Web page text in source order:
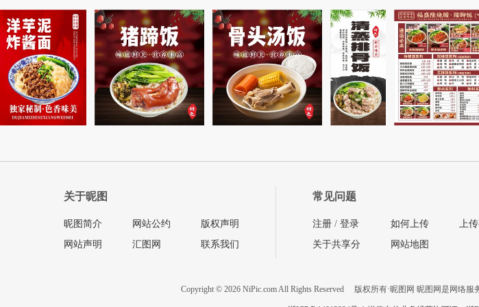
关于昵图
昵图简介
网站声明
网站公约
汇图网
版权声明
联系我们
常见问题
注册 / 登录
关于共享分
如何上传
网站地图
上
Copyright © 2026 NiPic.com All Rights Reserved 版权所有·昵图网 昵图网是网络服